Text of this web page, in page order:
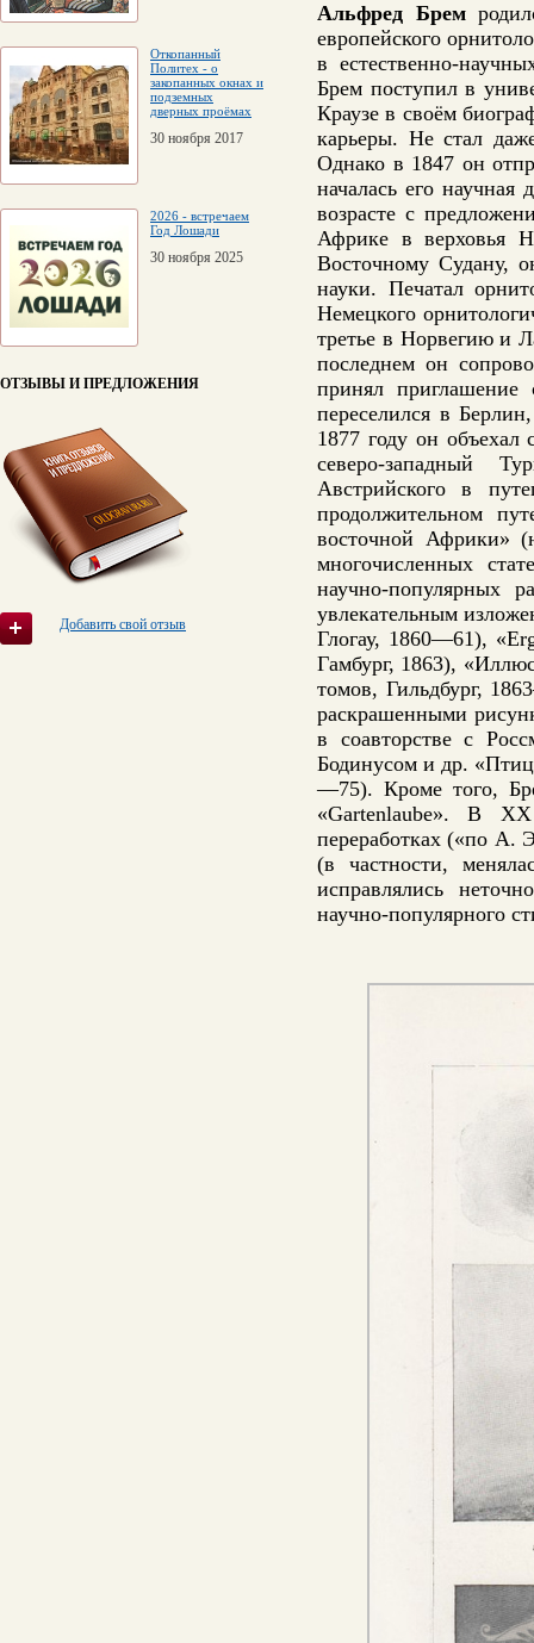
Откопанный
Политех - о
закопанных окнах и
подземных
дверных проёмах
30 ноября 2017
2026 - встречаем
Год Лошади
30 ноября 2025
ОТЗЫВЫ И ПРЕДЛОЖЕНИЯ
Добавить свой отзыв
Альфред Брем
европейского
в естественно-
Брем поступил в
Краузе в своём
карьеры. Не стал
Однако в 1847 он
началась его научная
возрасте с
Африке в верховья
Восточному Судану,
науки. Печатал
Немецкого
третье в Норвегию и
последнем он
принял приглашение
переселился в
1877 году он
северо-западный
Австрийского в
продолжительном
восточной Африки»
многочисленных
научно-популярных
увлекательным
Глогау, 1860—61),
Гамбург, 1863),
томов, Гильдбург,
раскрашенными
в соавторстве с
Бодинусом и др.
—75). Кроме того,
«Gartenlaube». В
переработках («по А.
(в частности,
исправлялись
научно-популярного